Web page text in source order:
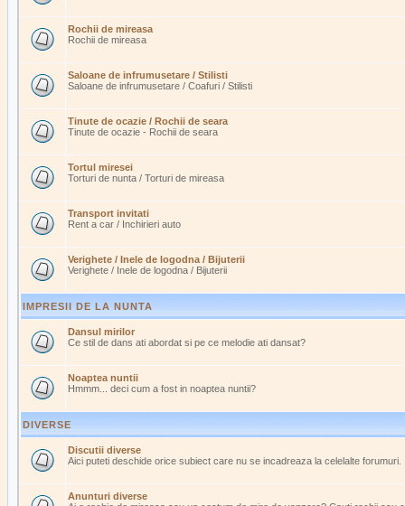
Rochii de mireasa
Rochii de mireasa
Saloane de infrumusetare / Stilisti
Saloane de infrumusetare / Coafuri / Stilisti
Tinute de ocazie / Rochii de seara
Tinute de ocazie - Rochii de seara
Tortul miresei
Torturi de nunta / Torturi de mireasa
Transport invitati
Rent a car / Inchirieri auto
Verighete / Inele de logodna / Bijuterii
Verighete / Inele de logodna / Bijuterii
IMPRESII DE LA NUNTA
Dansul mirilor
Ce stil de dans ati abordat si pe ce melodie ati dansat?
Noaptea nuntii
Hmmm... deci cum a fost in noaptea nuntii?
DIVERSE
Discutii diverse
Aici puteti deschide orice subiect care nu se incadreaza la celelalte forumuri.
Anunturi diverse